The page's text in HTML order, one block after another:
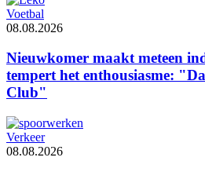
Voetbal
08.08.2026
Nieuwkomer maakt meteen
tempert het enthousiasme:
Club"
Verkeer
08.08.2026